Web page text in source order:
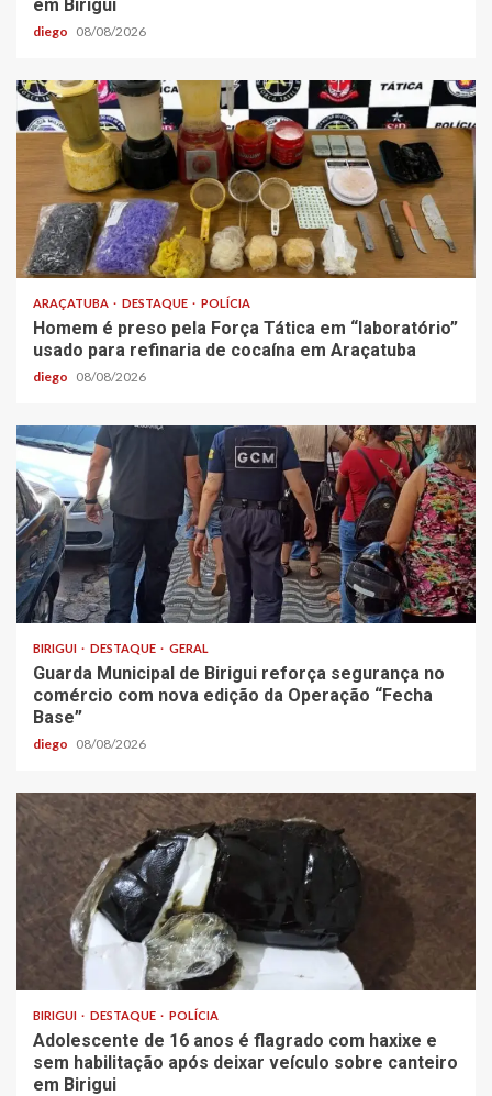
em Birigui
diego 08/08/2026
ARAÇATUBA DESTAQUE POLÍCIA
Homem é preso pela Força Tática em “laboratório”
usado para refinaria de cocaína em Araçatuba
diego 08/08/2026
BIRIGUI DESTAQUE GERAL
Guarda Municipal de Birigui reforça segurança no
comércio com nova edição da Operação “Fecha
Base”
diego 08/08/2026
BIRIGUI DESTAQUE POLÍCIA
Adolescente de 16 anos é flagrado com haxixe e
sem habilitação após deixar veículo sobre canteiro
em Birigui